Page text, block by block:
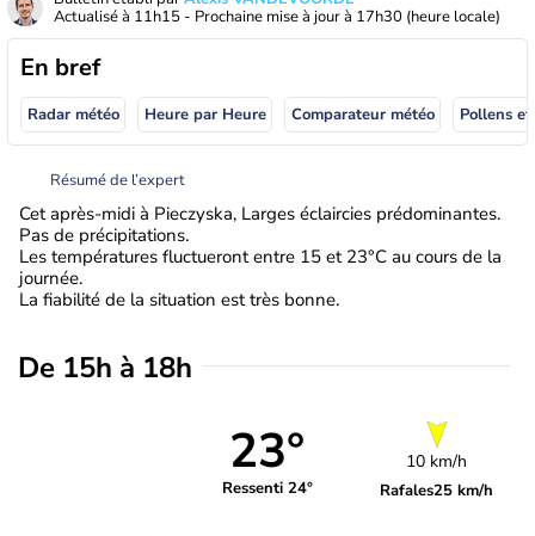
Actualisé à 11h15 - Prochaine mise à jour à 17h30 (heure locale)
En bref
Radar météo Heure par Heure Comparateur météo Pollens
Résumé de l’expert
Cet après-midi à Pieczyska, Larges éclaircies prédominantes.
Pas de précipitations.
Les températures fluctueront entre 15 et 23°C au cours de la
journée.
La fiabilité de la situation est très bonne.
De 15h à 18h
23°
Ressenti 24°
10 km/h
Rafales25 km/h